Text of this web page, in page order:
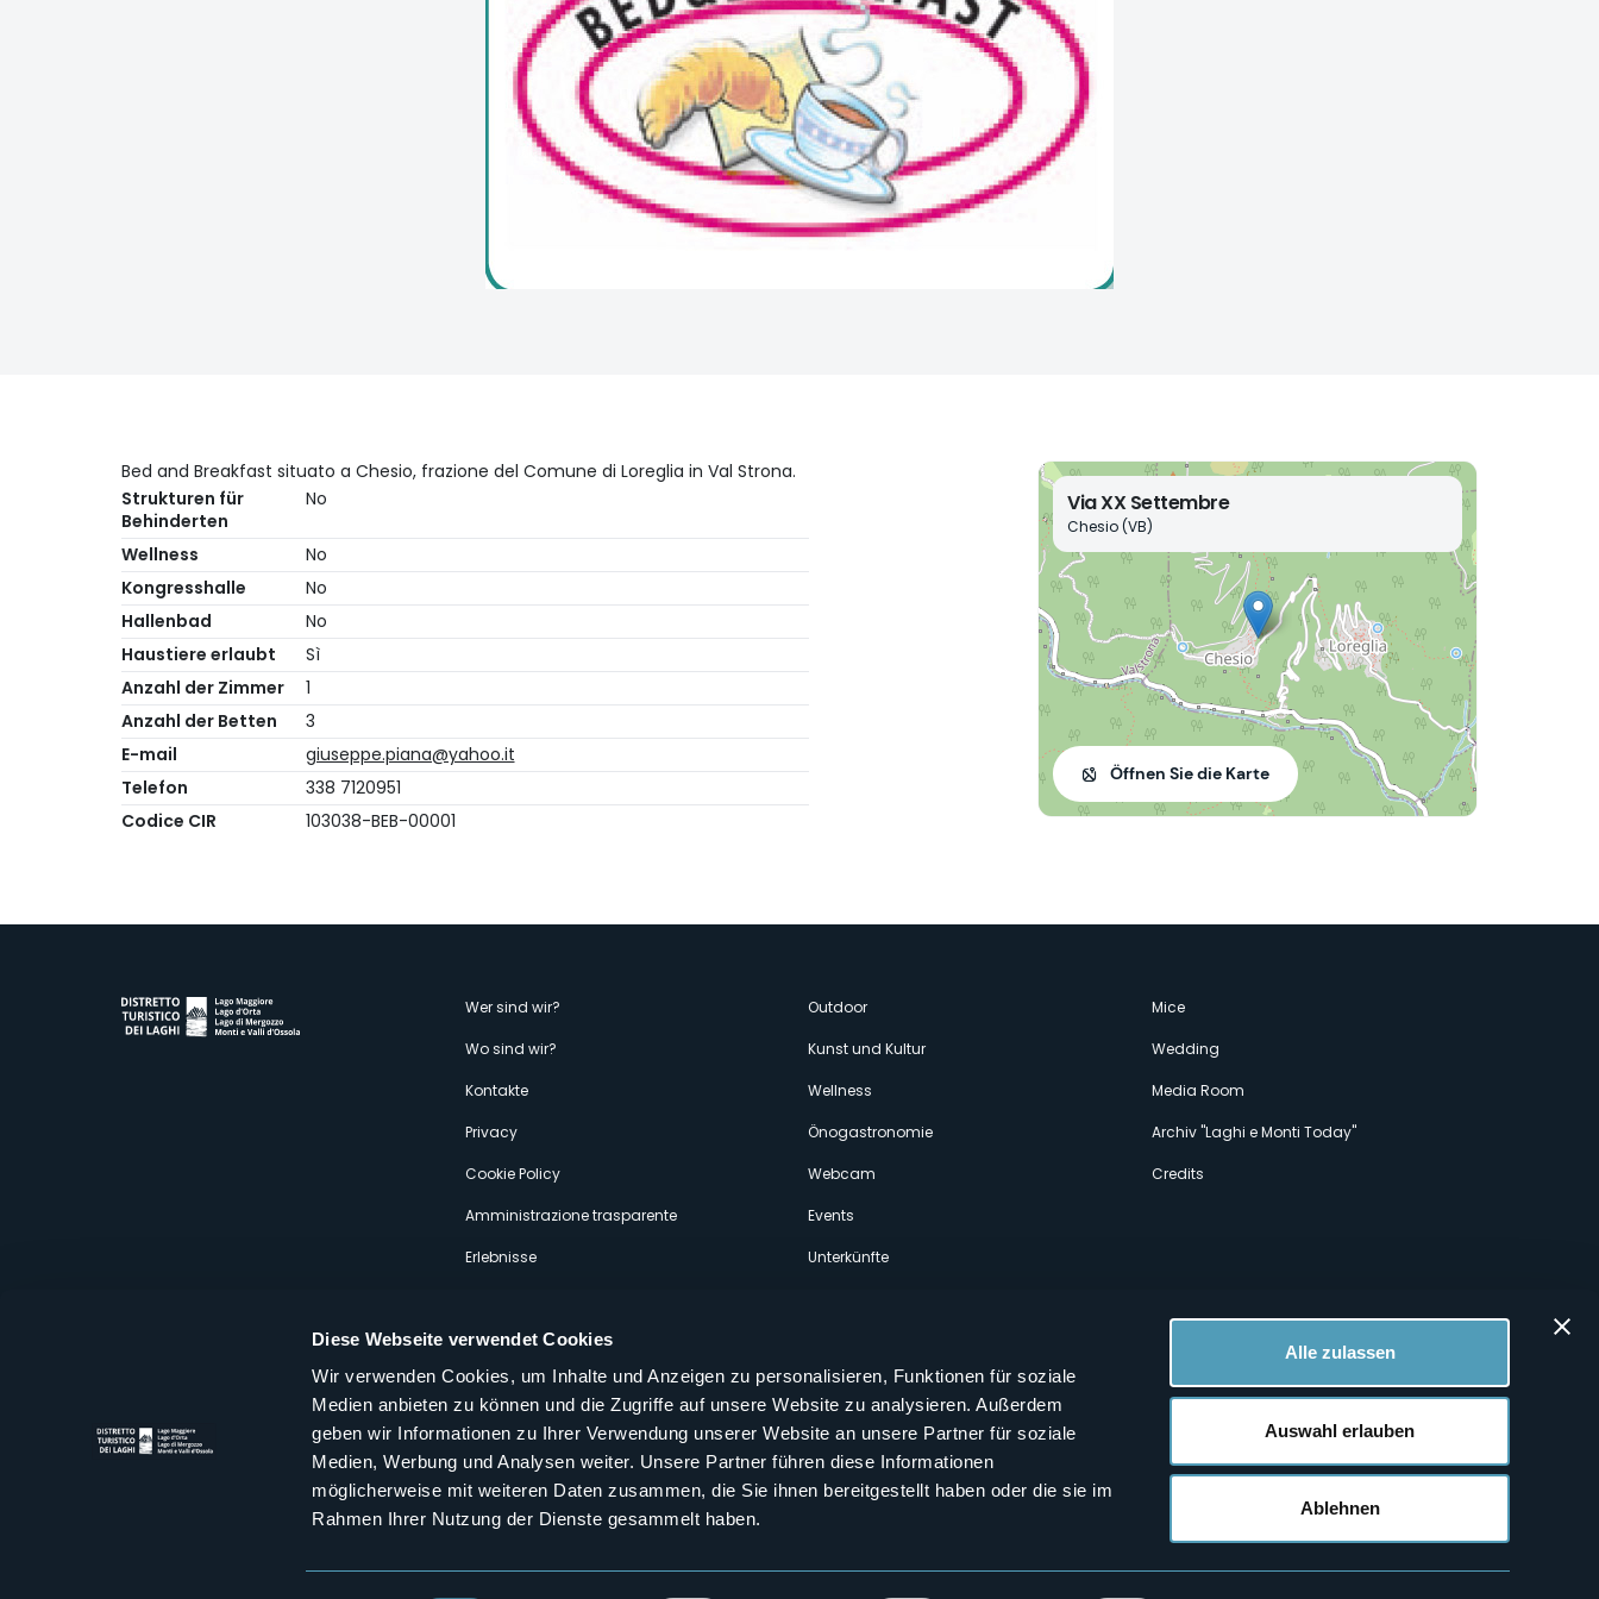
Diese Webseite verwendet Cookies
Wir verwenden Cookies, um Inhalte und Anzeigen zu personalisieren, Funktionen für soziale
Medien anbieten zu können und die Zugriffe auf unsere Website zu analysieren. Außerdem
geben wir Informationen zu Ihrer Verwendung unserer Website an unsere Partner für soziale
Medien, Werbung und Analysen weiter. Unsere Partner führen diese Informationen
möglicherweise mit weiteren Daten zusammen, die Sie ihnen bereitgestellt haben oder die sie im
Rahmen Ihrer Nutzung der Dienste gesammelt haben.
Alle zulassen
Auswahl erlauben
Ablehnen
Bed and Breakfast situato a Chesio, frazione del Comune di Loreglia in Val Strona.
Strukturen für
Behinderten
No
Wellness
No
Kongresshalle
No
Hallenbad
No
Haustiere erlaubt
Sì
Anzahl der Zimmer
1
Anzahl der Betten
3
E-mail
giuseppe.piana@yahoo.it
Telefon
338 7120951
Codice CIR
103038-BEB-00001
Via XX Settembre
Chesio (VB)
Öffnen Sie die Karte
Menù
secondario
Wer sind wir?
Wo sind wir?
Kontakte
Privacy
Cookie Policy
Amministrazione trasparente
Erlebnisse
Outdoor
Kunst und Kultur
Wellness
Önogastronomie
Webcam
Events
Unterkünfte
Mice
Wedding
Media Room
Archiv "Laghi e Monti Today"
Credits
Distretto Turistico dei Laghi Scrl
Sede legale e operativa: Corso Italia 26 - 28838 Stresa VB - Italy
infoturismo@distrettolaghi.itedistrettolaghi@legalmail.it
Folgen Sie uns auf unseren sozialen Profilen